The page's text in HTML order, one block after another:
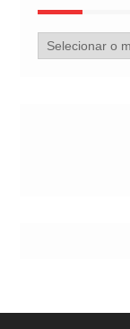
Arquivo
de